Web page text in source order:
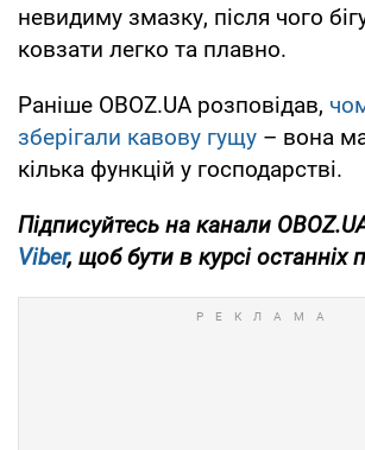
невидиму змазку, після чого
ковзати легко та плавно.
Раніше OBOZ.UA розповідав,
зберігали кавову гущу – вона
кілька функцій у господарстві.
Підписуйтесь на канали
Viber, щоб бути в курсі останніх